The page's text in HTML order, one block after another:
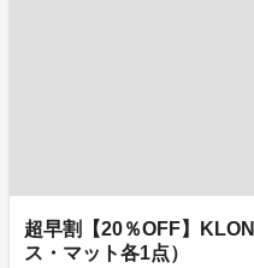
超早割【20％OFF】
ス・マット各1点）